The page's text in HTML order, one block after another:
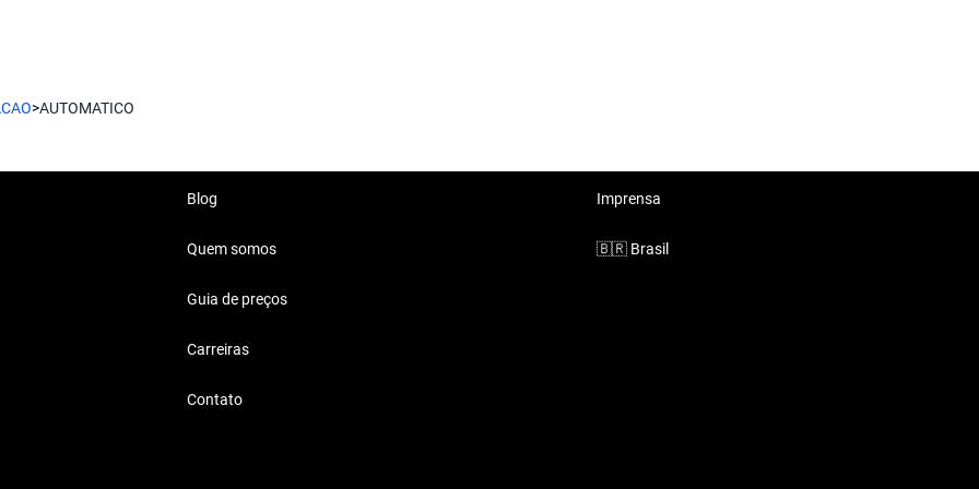
Automatico
quem busca mobilidade e
e praticidade.
>AUTOMATICO
Blog
Quem somos
Guia de preços
Carreiras
Contato
Imprensa
🇧🇷 Brasil